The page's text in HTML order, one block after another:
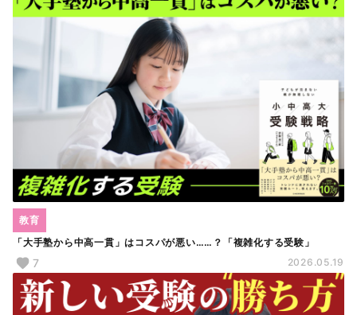
「大手塾から中高一貫」はコスパが悪い……？「複雑化する受験」
教育
7 2026.05.19